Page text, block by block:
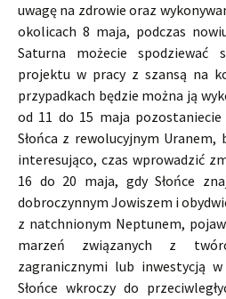
uwagę na zdrowie oraz
okolicach 8 maja, podczas
Saturna możecie spodziewać
projektu w pracy z szansą na
przypadkach będzie można ją
od 11 do 15 maja pozostaniecie
Słońca z rewolucyjnym Uranem,
interesująco, czas wprowadzić
16 do 20 maja, gdy Słońce
dobroczynnym Jowiszem i
z natchnionym Neptunem,
marzeń związanych z
zagranicznymi lub inwestycją
Słońce wkroczy do